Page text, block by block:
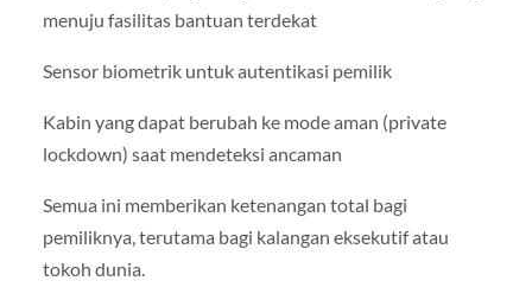
menuju fasilitas bantuan terdekat
Sensor biometrik untuk autentikasi pemilik
Kabin yang dapat berubah ke mode aman (private
lockdown) saat mendeteksi ancaman
Semua ini memberikan ketenangan total bagi
pemiliknya, terutama bagi kalangan eksekutif atau
tokoh dunia.